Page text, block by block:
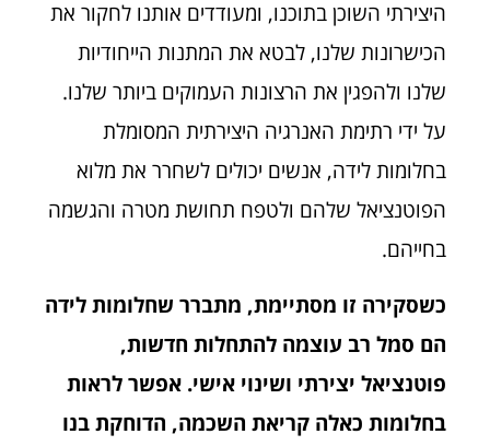
היצירתי השוכן בתוכנו, ומעודדים אותנו לחקור את
הכישרונות שלנו, לבטא את המתנות הייחודיות
שלנו ולהפגין את הרצונות העמוקים ביותר שלנו.
על ידי רתימת האנרגיה היצירתית המסומלת
בחלומות לידה, אנשים יכולים לשחרר את מלוא
הפוטנציאל שלהם ולטפח תחושת מטרה והגשמה
בחייהם.
כשסקירה זו מסתיימת, מתברר שחלומות לידה
הם סמל רב עוצמה להתחלות חדשות,
פוטנציאל יצירתי ושינוי אישי. אפשר לראות
בחלומות כאלה קריאת השכמה, הדוחקת בנו